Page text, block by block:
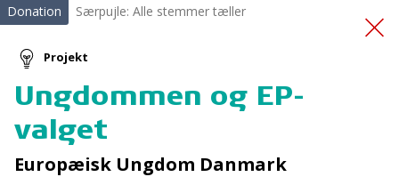
Kursus i førstehjælp til
Donation Særpujle: Alle stemmer tæller
Projekt
Ungdommen og EP-
valget
Europæisk Ungdom Danmark